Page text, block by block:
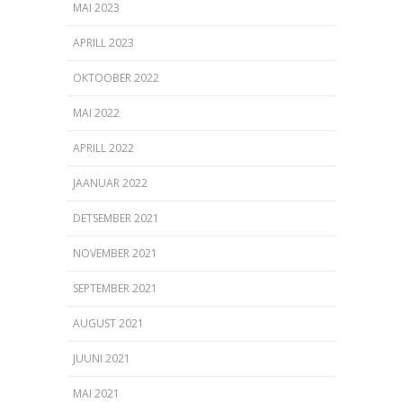
MAI 2023
APRILL 2023
OKTOOBER 2022
MAI 2022
APRILL 2022
JAANUAR 2022
DETSEMBER 2021
NOVEMBER 2021
SEPTEMBER 2021
AUGUST 2021
JUUNI 2021
MAI 2021